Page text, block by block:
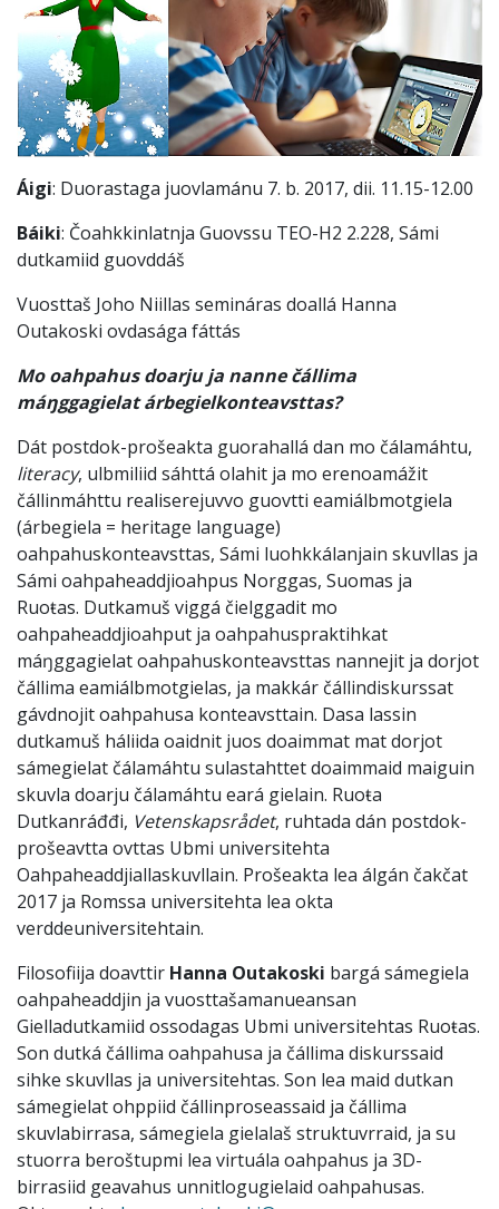
Áigi: Duorastaga juovlamánu 7. b. 2017, dii. 11.15-12.00
Báiki: Čoahkkinlatnja Guovssu TEO-H2 2.228, Sámi
dutkamiid guovddáš
Vuosttaš Joho Niillas semináras doallá Hanna
Outakoski ovdasága fáttás
Mo oahpahus doarju ja nanne čállima
máŋggagielat árbegielkonteavsttas?
Dát postdok-prošeakta guorahallá dan mo čálamáhtu,
literacy, ulbmiliid sáhttá olahit ja mo erenoamážit
čállinmáhttu realiserejuvvo guovtti eamiálbmotgiela
(árbegiela = heritage language)
oahpahuskonteavsttas, Sámi luohkkálanjain skuvllas ja
Sámi oahpaheaddjioahpus Norggas, Suomas ja
Ruoŧas. Dutkamuš viggá čielggadit mo
oahpaheaddjioahput ja oahpahuspraktihkat
máŋggagielat oahpahuskonteavsttas nannejit ja dorjot
čállima eamiálbmotgielas, ja makkár čállindiskurssat
gávdnojit oahpahusa konteavsttain. Dasa lassin
dutkamuš háliida oaidnit juos doaimmat mat dorjot
sámegielat čálamáhtu sulastahttet doaimmaid maiguin
skuvla doarju čálamáhtu eará gielain. Ruoŧa
Dutkanráđđi, Vetenskapsrådet, ruhtada dán postdok-
prošeavtta ovttas Ubmi universitehta
Oahpaheaddjiallaskuvllain. Prošeakta lea álgán čakčat
2017 ja Romssa universitehta lea okta
verddeuniversitehtain.
Filosofiija doavttir Hanna Outakoski bargá sámegiela
oahpaheaddjin ja vuosttašamanueansan
Gielladutkamiid ossodagas Ubmi universitehtas Ruoŧas.
Son dutká čállima oahpahusa ja čállima diskurssaid
sihke skuvllas ja universitehtas. Son lea maid dutkan
sámegielat ohppiid čállinproseassaid ja čállima
skuvlabirrasa, sámegiela gielalaš struktuvrraid, ja su
stuorra beroštupmi lea virtuála oahpahus ja 3D-
birrasiid geavahus unnitlogugielaid oahpahusas.